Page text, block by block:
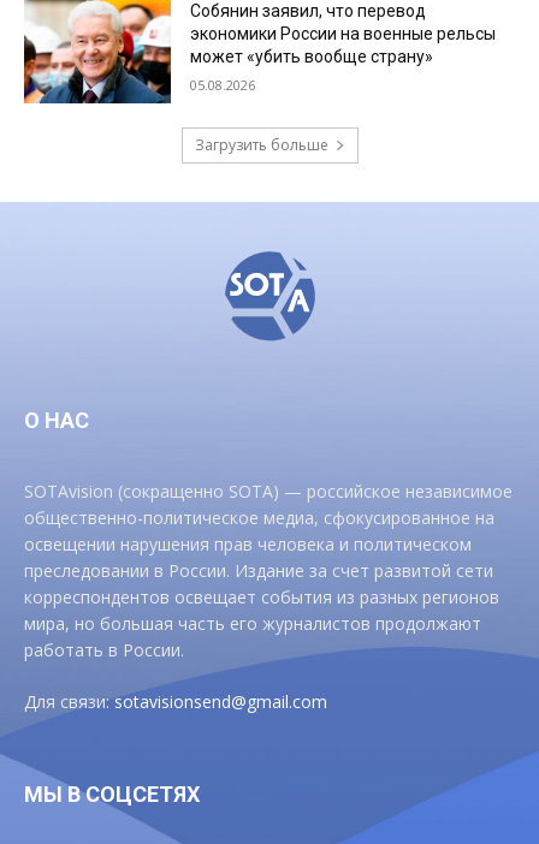
Собянин заявил, что перевод
экономики России на военные рельсы
может «убить вообще страну»
05.08.2026
Загрузить больше
О НАС
SOTAvision (сокращенно SOTA) — российское независимое
общественно-политическое медиа, сфокусированное на
освещении нарушения прав человека и политическом
преследовании в России. Издание за счет развитой сети
корреспондентов освещает события из разных регионов
мира, но большая часть его журналистов продолжают
работать в России.
Для связи:sotavisionsend@gmail.com
МЫ В СОЦСЕТЯХ